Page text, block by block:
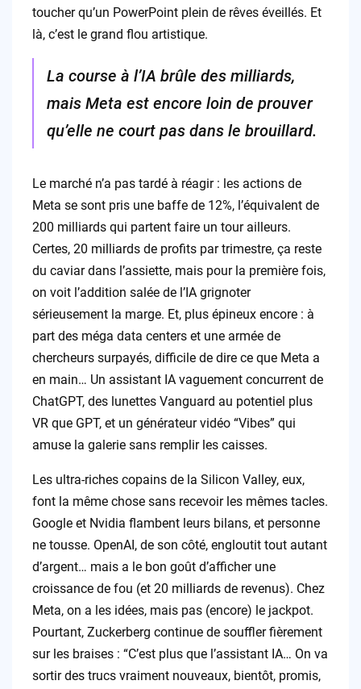
toucher qu’un PowerPoint plein de rêves éveillés. Et
là, c’est le grand flou artistique.
La course à l’IA brûle des milliards,
mais Meta est encore loin de prouver
qu’elle ne court pas dans le brouillard.
Le marché n’a pas tardé à réagir : les actions de
Meta se sont pris une baffe de 12%, l’équivalent de
200 milliards qui partent faire un tour ailleurs.
Certes, 20 milliards de profits par trimestre, ça reste
du caviar dans l’assiette, mais pour la première fois,
on voit l’addition salée de l’IA grignoter
sérieusement la marge. Et, plus épineux encore : à
part des méga data centers et une armée de
chercheurs surpayés, difficile de dire ce que Meta a
en main… Un assistant IA vaguement concurrent de
ChatGPT, des lunettes Vanguard au potentiel plus
VR que GPT, et un générateur vidéo “Vibes” qui
amuse la galerie sans remplir les caisses.
Les ultra-riches copains de la Silicon Valley, eux,
font la même chose sans recevoir les mêmes tacles.
Google et Nvidia flambent leurs bilans, et personne
ne tousse. OpenAI, de son côté, engloutit tout autant
d’argent… mais a le bon goût d’afficher une
croissance de fou (et 20 milliards de revenus). Chez
Meta, on a les idées, mais pas (encore) le jackpot.
Pourtant, Zuckerberg continue de souffler fièrement
sur les braises : “C’est plus que l’assistant IA… On va
sortir des trucs vraiment nouveaux, bientôt, promis,